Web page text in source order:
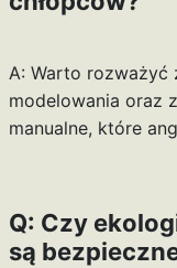
A: Warto rozważyć
modelowania oraz
manualne, które
Q: Czy
są